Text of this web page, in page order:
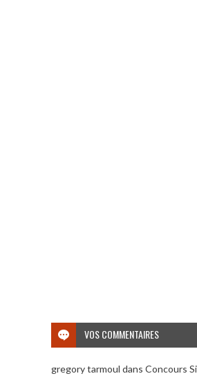
VOS COMMENTAIRES
gregory tarmoul dans Concours